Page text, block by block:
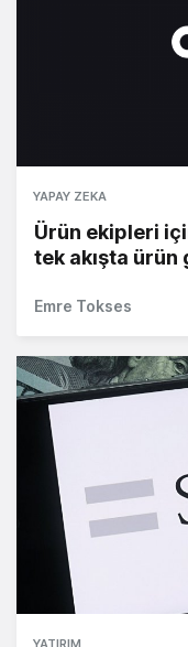
YAPAY ZEKA
Ürün ekipleri
tek akışta
Emre Tokses
YATIRIM